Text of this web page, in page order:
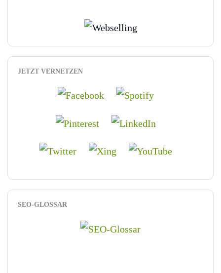
JETZT VERNETZEN
SEO-GLOSSAR